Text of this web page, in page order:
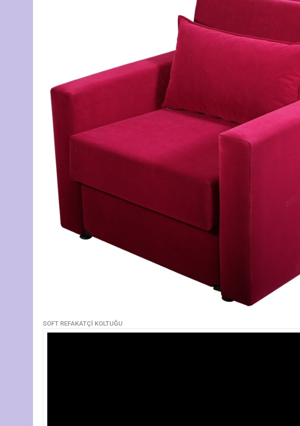
SOFT REFAKATÇİ KOLTUĞU